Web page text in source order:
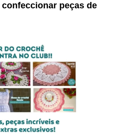
confeccionar peças de